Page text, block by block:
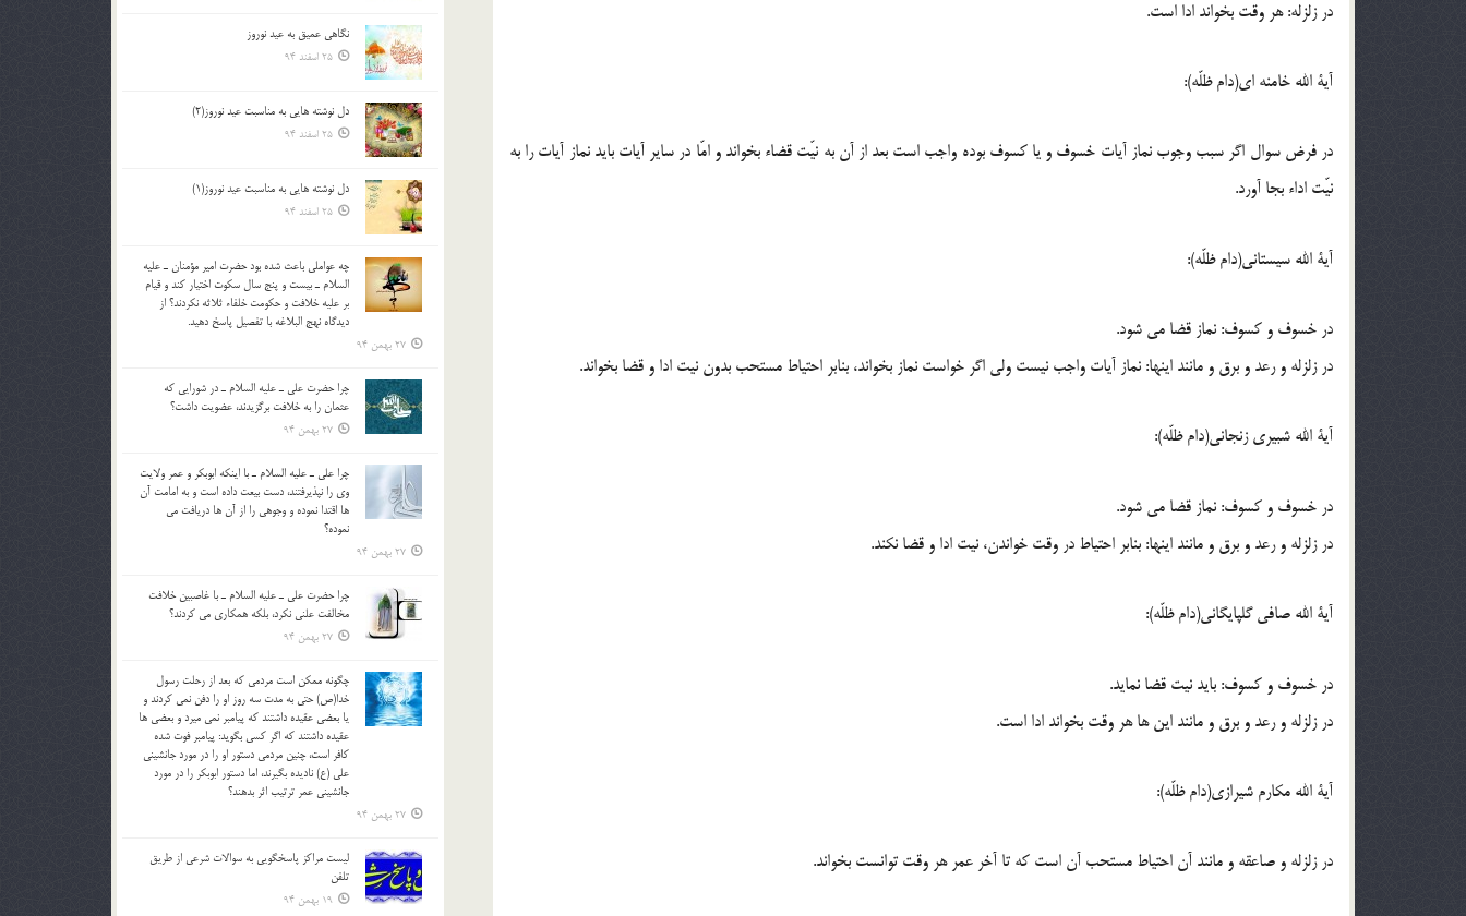
در زلزله: هر وقت بخواند ادا است.
آیة الله خامنه ای(دام ظلّه):
در فرض سوال اگر سبب وجوب نماز آیات خسوف و یا کسوف بوده واجب است بعد از آن به نیّت قضاء بخواند و امّا در سایر آیات باید نماز آیات را به
نیّت اداء بجا آورد.
آیة الله سیستانی(دام ظلّه):
در خسوف و کسوف: نماز قضا می شود.
در زلزله و رعد و برق و مانند اینها: نماز آیات واجب نیست ولی اگر خواست نماز بخواند، بنابر احتیاط مستحب بدون نیت ادا و قضا بخواند.
آیة الله شبیری زنجانی(دام ظلّه):
در خسوف و کسوف: نماز قضا می شود.
در زلزله و رعد و برق و مانند اینها: بنابر احتیاط در وقت خواندن، نیت ادا و قضا نکند.
آیة الله صافی گلپایگانی(دام ظلّه):
در خسوف و کسوف: باید نیت قضا نماید.
در زلزله و رعد و برق و مانند این ها هر وقت بخواند ادا است.
آیة الله مکارم شیرازی(دام ظلّه):
در زلزله و صاعقه و مانند آن احتیاط مستحب آن است که تا آخر عمر هر وقت توانست بخواند.
نگاهى عميق به عيد نوروز
25 اسفند 94
دل نوشته هایی به مناسبت عید نوروز(2)
25 اسفند 94
دل نوشته هایی به مناسبت عید نوروز(1)
25 اسفند 94
چه عواملي باعث شده بود حضرت امير مؤمنان ـ عليه
السلام ـ بيست و پنج سال سکوت اختيار کند و قيام
بر عليه خلافت و حکومت خلفاء ثلاثه نکردند؟ از
ديدگاه نهج البلاغه با تفصيل پاسخ دهيد.
27 بهمن 94
چرا حضرت علي ـ عليه السلام ـ در شورايي كه
عثمان را به خلافت برگزيدند، عضويت داشت؟
27 بهمن 94
چرا علي ـ عليه السلام ـ با اينكه ابوبكر و عمر ولايت
وي را نپذيرفتند، دست بيعت داده است و به امامت آن
ها اقتدا نموده و وجوهي را از آن ها دريافت مي
نموده؟
27 بهمن 94
چرا حضرت علي ـ عليه السلام ـ با غاصبين خلافت
مخالفت علني نکرد، بلكه همكاري مي کردند؟
27 بهمن 94
چگونه ممكن است مردمي كه بعد از رحلت رسول
خدا(ص) حتی به مدت سه روز او را دفن نمي كردند و
یا بعضي عقيده داشتند كه پيامبر نمي ميرد و بعضي ها
عقيده داشتند كه اگر كسي بگويد: پيامبر فوت شده
كافر است، چنین مردمی دستور او را در مورد جانشيني
علي (ع) ناديده بگيرند، اما دستور ابوبكر را در مورد
جانشيني عمر ترتیب اثر بدهند؟
27 بهمن 94
لیست مراکز پاسخگویی به سوالات شرعی از طریق
تلفن
19 بهمن 94